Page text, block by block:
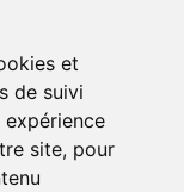
et
de suivi
site, pour